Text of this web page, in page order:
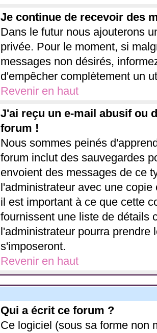
Je continue de recevoir des
Dans le futur nous ajouterons
privée. Pour le moment, si
messages non désirés,
d'empêcher complètement un
Revenir en haut
J'ai reçu un e-mail abusif ou
forum !
Nous sommes peinés
forum inclut des sauvegardes
envoient des messages de ce
l'administrateur avec une
il est important à ce que cette
fournissent une liste de détails
l'administrateur pourra prendre
s'imposeront.
Revenir en haut
Qui a écrit ce forum ?
Ce logiciel (sous sa forme non